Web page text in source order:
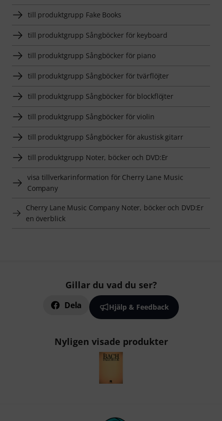
till produktgrupp Fake Books
till produktgrupp Sångböcker för keyboard
till produktgrupp Sångböcker för piano
till produktgrupp Sångböcker för tvärflöjter
till produktgrupp Sångböcker för blockflöjter
till produktgrupp Sångböcker för violin
till produktgrupp Sångböcker för akustisk gitarr
till produktgrupp Noter, böcker och DVD:Er
visa tillverkarinformation för Cherry Lane Music
Company
Cherry Lane Music Company Noter, böcker och DVD:Er
en överblick
Gillar du vad du ser?
Dela Hjälp & Feedback
Nyligen visade produkter